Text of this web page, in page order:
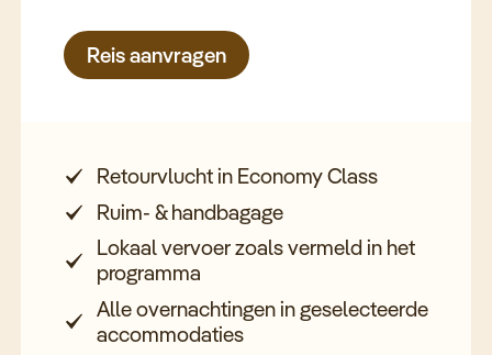
Reis aanvragen
Retourvlucht in Economy Class
Ruim- & handbagage
Lokaal vervoer zoals vermeld in het
programma
Alle overnachtingen in geselecteerde
accommodaties